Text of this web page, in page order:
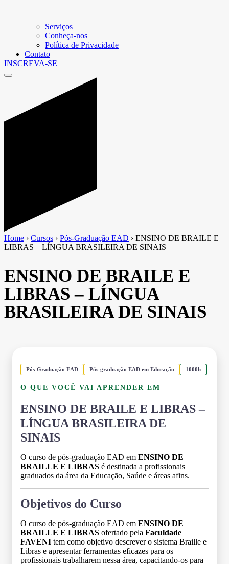
Serviços
Conheça-nos
Política de Privacidade
Contato
INSCREVA-SE
Home › Cursos › Pós-Graduação EAD › ENSINO DE BRAILE E
LIBRAS – LÍNGUA BRASILEIRA DE SINAIS
ENSINO DE BRAILE E
LIBRAS – LÍNGUA
BRASILEIRA DE SINAIS
Pós-Graduação EAD Pós-graduação EAD em Educação 1000h
O QUE VOCÊ VAI APRENDER EM
ENSINO DE BRAILE E LIBRAS –
LÍNGUA BRASILEIRA DE
SINAIS
O curso de pós-graduação EAD em ENSINO DE
BRAILLE E LIBRAS é destinada a profissionais
graduados da área da Educação, Saúde e áreas afins.
Objetivos do Curso
O curso de pós-graduação EAD em ENSINO DE
BRAILLE E LIBRAS ofertado pela Faculdade
FAVENI tem como objetivo descrever o sistema Braille e
Libras e apresentar ferramentas eficazes para os
profissionais trabalharem nessa área, capacitando-os para